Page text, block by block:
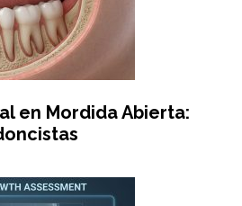
en Mordida Abierta: